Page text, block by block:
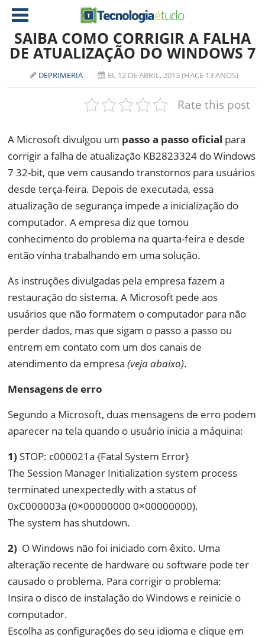
AMD
ATI
NVIDIA
SOFTWARE
NOTEBOOKS
TABLETS
IOS
NOKIA
JOGOS
DOWNLOADS
ANÁLISE
SAIBA COMO CORRIGIR A FALHA
DE ATUALIZAÇÃO DO WINDOWS 7
DEPRIMERIA EL 12 DE ABRIL, 2013 (HACE 13 ANOS)
Rate this post
A Microsoft divulgou um passo a passo oficial para
corrigir a falha de atualização KB2823324 do Windows
7 32-bit, que vem causando transtornos para usuários
desde terça-feira. Depois de executada, essa
atualização de segurança impede a inicialização do
computador. A empresa diz que tomou
conhecimento do problema na quarta-feira e desde
então vinha trabalhando em uma solução.
As instruções divulgadas pela empresa fazem a
restauração do sistema. A Microsoft pede aos
usuários que não formatem o computador para não
perder dados, mas que sigam o passo a passo ou
entrem em contato com um dos canais de
atendimento da empresa (veja abaixo).
Mensagens de erro
Segundo a Microsoft, duas mensagens de erro podem
aparecer na tela quando o usuário inicia a máquina:
1)STOP: c000021a {Fatal System Error}
The Session Manager Initialization system process
terminated unexpectedly with a status of
0xC000003a (0×00000000 0×00000000).
The system has shutdown.
2) O Windows não foi iniciado com êxito. Uma
alteração recente de hardware ou software pode ter
causado o problema. Para corrigir o problema:
Insira o disco de instalação do Windows e reinicie o
computador.
Escolha as configurações do seu idioma e clique em